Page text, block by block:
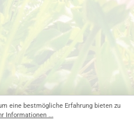
eine bestmögliche Erfahrung bieten zu
Informationen ...